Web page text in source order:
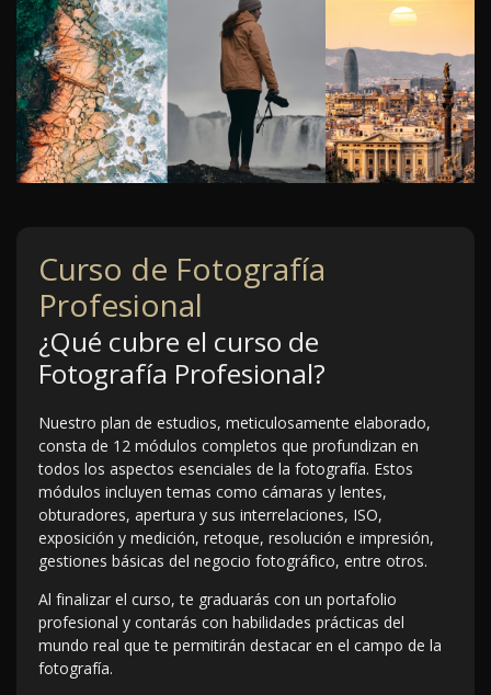
Curso de Fotografía
Profesional
¿Qué cubre el curso de
Fotografía Profesional?
Nuestro plan de estudios, meticulosamente elaborado,
consta de 12 módulos completos que profundizan en
todos los aspectos esenciales de la fotografía. Estos
módulos incluyen temas como cámaras y lentes,
obturadores, apertura y sus interrelaciones, ISO,
exposición y medición, retoque, resolución e impresión,
gestiones básicas del negocio fotográfico, entre otros.
Al finalizar el curso, te graduarás con un portafolio
profesional y contarás con habilidades prácticas del
mundo real que te permitirán destacar en el campo de la
fotografía.